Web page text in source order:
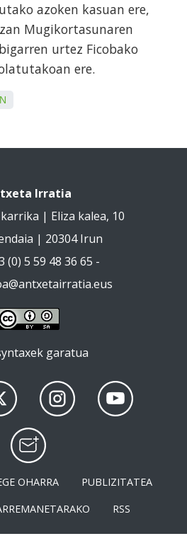
azoken kasuan ere,
Mugikortasunaren
urtez Ficobako
ere.
Irratia
| Eliza kalea, 10
| 20304 Irun
(0) 5 59 48 36 65 -
garatua
OHARRA
PUBLIZITATEA
RSS